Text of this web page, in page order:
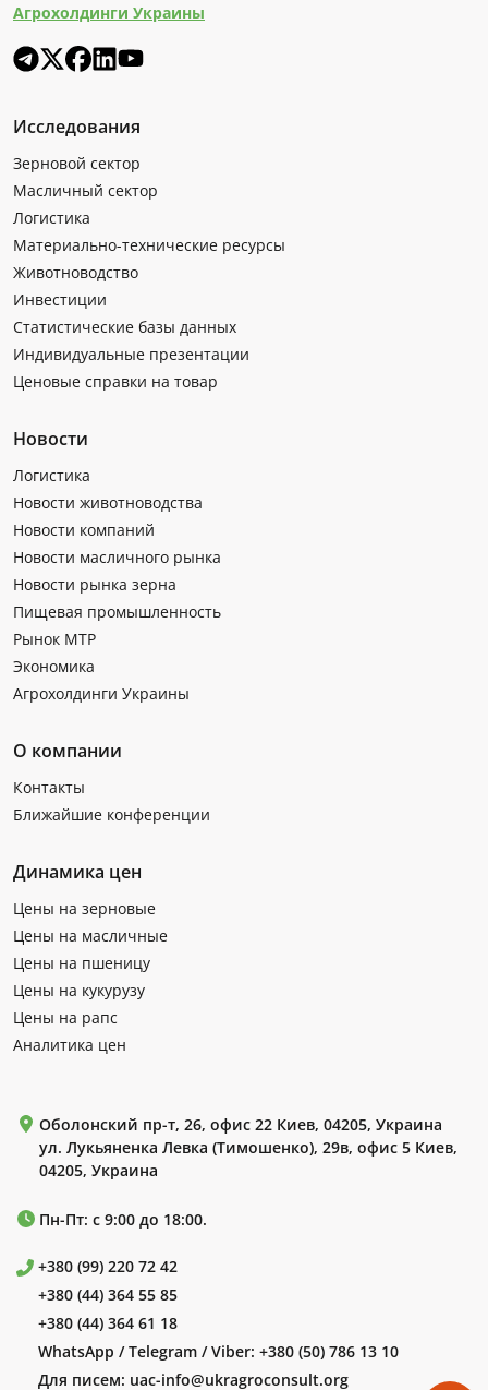
Агрохолдинги Украины
Исследования
Зерновой сектор
Масличный сектор
Логистика
Материально-технические ресурсы
Животноводство
Инвестиции
Статистические базы данных
Индивидуальные презентации
Ценовые справки на товар
Новости
Логистика
Новости животноводства
Новости компаний
Новости масличного рынка
Новости рынка зерна
Пищевая промышленность
Рынок МТР
Экономика
Агрохолдинги Украины
О компании
Контакты
Ближайшие конференции
Динамика цен
Цены на зерновые
Цены на масличные
Цены на пшеницу
Цены на кукурузу
Цены на рапс
Аналитика цен
Оболонский пр-т, 26, офис 22 Киев, 04205, Украина
ул. Лукьяненка Левка (Тимошенко), 29в, офис 5 Киев,
04205, Украина
Пн-Пт: с 9:00 до 18:00.
+380 (99) 220 72 42
+380 (44) 364 55 85
+380 (44) 364 61 18
WhatsApp / Telegram / Viber: +380 (50) 786 13 10
Для писем: uac-info@ukragroconsult.org